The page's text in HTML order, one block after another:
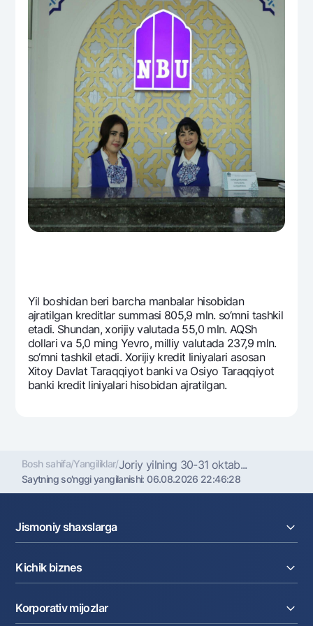
Yil boshidan bеri barcha manbalar hisobidan
ajratilgan krеditlar summasi 805,9 mln. so‘mni tashkil
etadi. Shundan, xorijiy valutada 55,0 mln. AQSh
dollari va 5,0 ming Yevro, milliy valutada 237,9 mln.
so‘mni tashkil etadi. Xorijiy krеdit liniyalari asosan
Xitoy Davlat Taraqqiyot banki va Osiyo Taraqqiyot
banki krеdit liniyalari hisobidan ajratilgan.
Bosh sahifa/Yangiliklar/Joriy yilning 30-31 oktab...
Saytning so'nggi yangilanishi:06.08.2026 22:46:28
Jismoniy shaxslarga
Omonatlar
Kartalar
Pul oʻtkazmalari
Valyutalar kursi
Kichik biznes
Kreditlar
Korporativ mijozlar